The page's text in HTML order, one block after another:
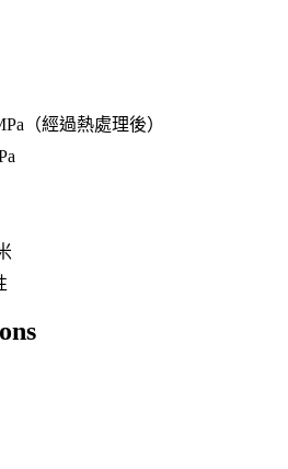
（經過熱處理後）